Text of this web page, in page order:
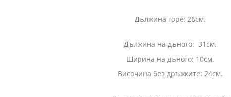
Дължина горе: 26см.
Дължина на дъното: 31см.
Ширина на дъното: 10см.
Височина без дръжките: 24см.